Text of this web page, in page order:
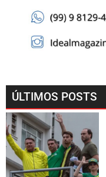
ÚLTIMOS POSTS